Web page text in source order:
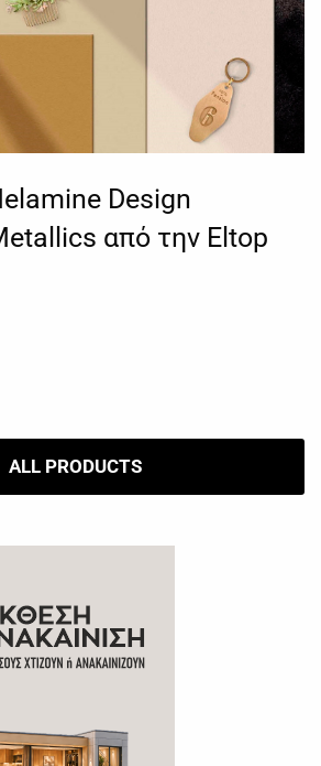
Design
από την Eltop
ALL PRODUCTS